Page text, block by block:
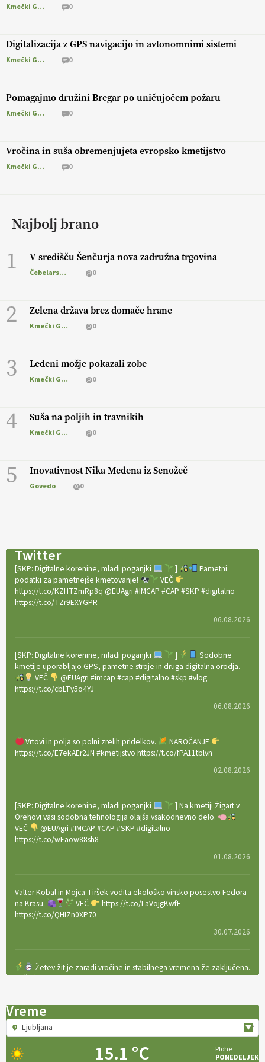
Kmečki Glas 0
Digitalizacija z GPS navigacijo in avtonomnimi sistemi
Kmečki Glas 0
Pomagajmo družini Bregar po uničujočem požaru
Kmečki Glas 0
Vročina in suša obremenjujeta evropsko kmetijstvo
Kmečki Glas 0
Najbolj brano
1 V središču Šenčurja nova zadružna trgovina
Čebelarstvo 0
2 Zelena država brez domače hrane
Kmečki Glas 0
3 Ledeni možje pokazali zobe
Kmečki Glas 0
4 Suša na poljih in travnikih
Kmečki Glas 0
5 Inovativnost Nika Medena iz Senožeč
Govedo 0
Twitter
[SKP: Digitalne korenine, mladi poganjki ]
Pametni
podatki za pametnejše kmetovanje!
VEČ
https://t.co/KZHTZmRp8q @EUAgri #IMCAP #CAP #SKP #digitalno
https://t.co/TZr9EXYGPR
06.08.2026
[SKP: Digitalne korenine, mladi poganjki ]
Sodobne
kmetije uporabljajo GPS, pametne stroje in druga digitalna orodja.
VEČ
@EUAgri #imcap #cap #digitalno #skp #vlog
https://t.co/cbLTy5o4YJ
06.08.2026
Vrtovi in polja so polni zrelih pridelkov.
NAROČANJE
https://t.co/E7ekAEr2JN #kmetijstvo https://t.co/fPA11tblvn
02.08.2026
[SKP: Digitalne korenine, mladi poganjki
] Na kmetiji Žigart v
Orehovi vasi sodobna tehnologija olajša vsakodnevno delo.
VEČ
@EUAgri #IMCAP #CAP #SKP #digitalno
https://t.co/wEaow88sh8
01.08.2026
Valter Kobal in Mojca Tiršek vodita ekološko vinsko posestvo Fedora
na Krasu.
VEČ
https://t.co/LaVojgKwfF
https://t.co/QHIZn0XP70
30.07.2026
Žetev žit je zaradi vročine in stabilnega vremena že zaključena.
VEČ
https://t.co/bBWaIz6Hhh https://t.co/TtKoOF5ENS
[EKOloško = LOGIČNO
Ameriške borovnice so odlična izbira za
#IMCAP #CAP https://t.co/tQd9tB1THk
Vreme
Ljubljana
15.1 °C
Plohe
PONEDELJEK